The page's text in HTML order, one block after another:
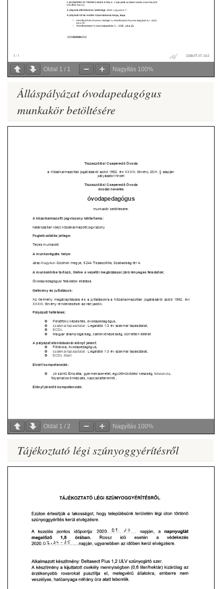
Oldal 1 / 1 Nagyítás 100%
Álláspályázat óvodapedagógus
munkakör betöltésére
Oldal 1 / 2 Nagyítás 100%
Tájékoztató légi szúnyoggyérítésről